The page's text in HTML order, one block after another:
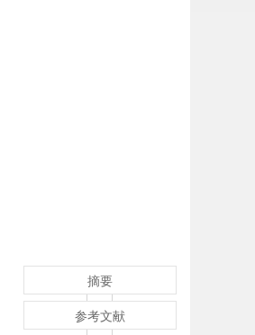
摘要
参考文献